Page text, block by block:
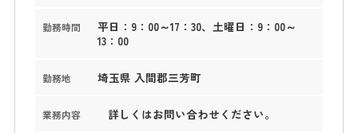
勤務時間
平日：9：00～17：30、土曜日：9：00～
13：00
勤務地 埼玉県 入間郡三芳町
業務内容 詳しくはお問い合わせください。